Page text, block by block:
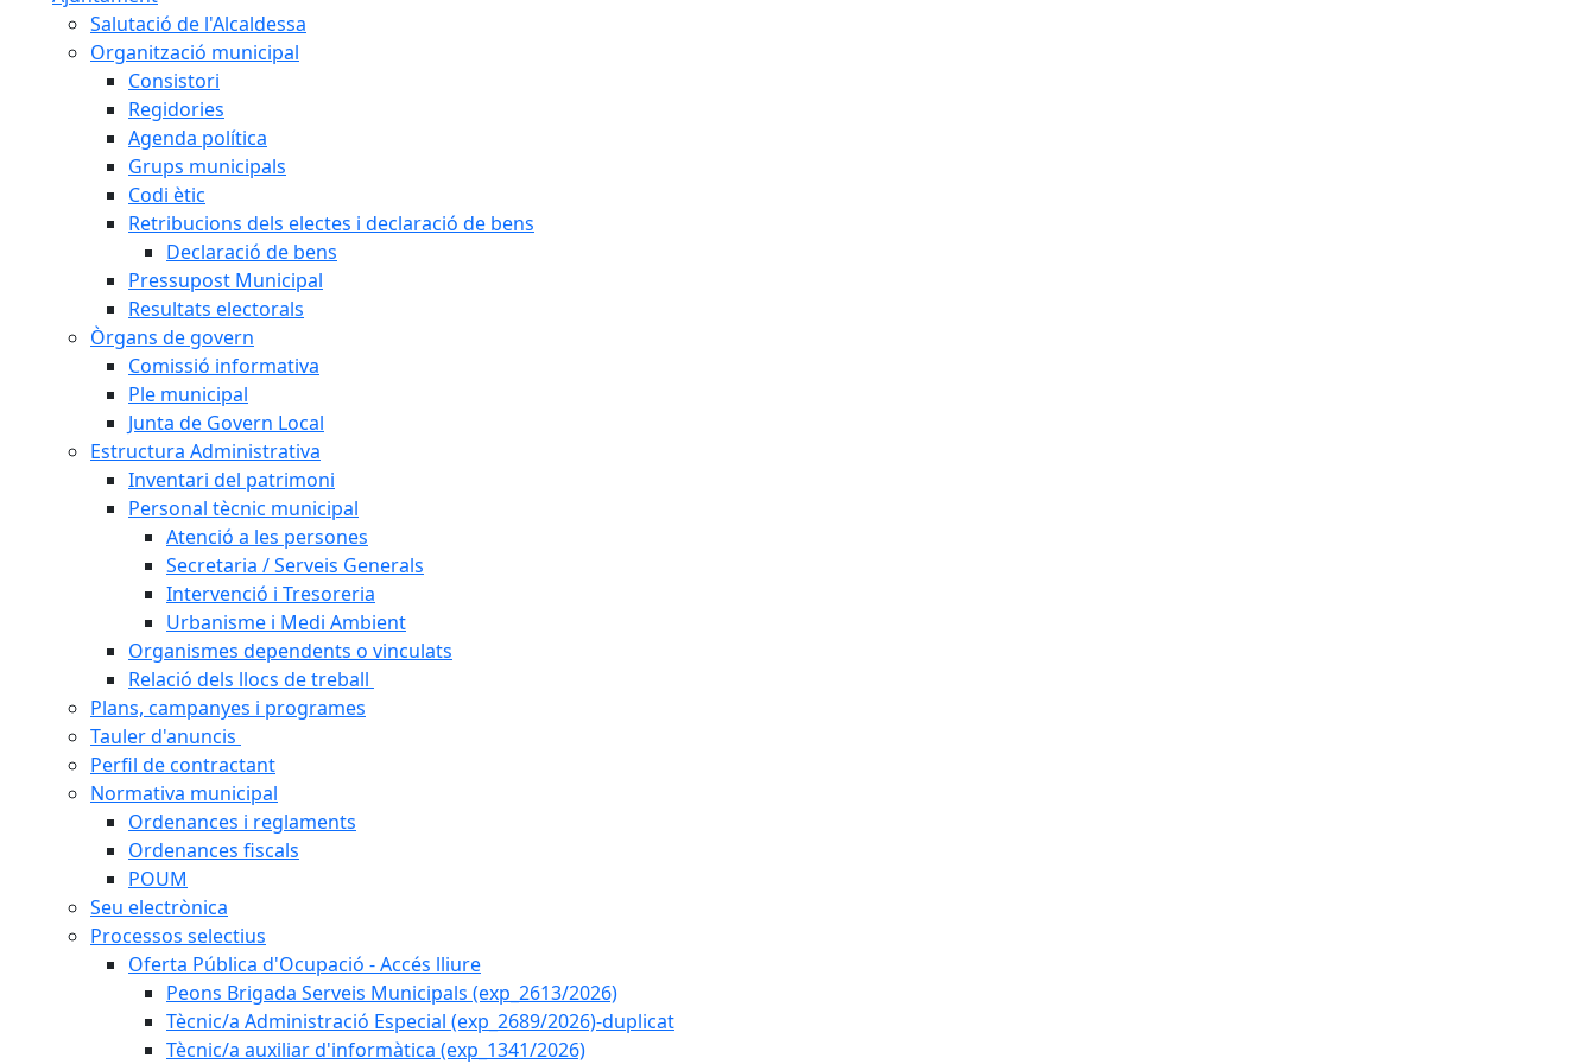
Salutació de l'Alcaldessa
Organització municipal
Consistori
Regidories
Agenda política
Grups municipals
Codi ètic
Retribucions dels electes i declaració de bens
Declaració de bens
Pressupost Municipal
Resultats electorals
Òrgans de govern
Comissió informativa
Ple municipal
Junta de Govern Local
Estructura Administrativa
Inventari del patrimoni
Personal tècnic municipal
Atenció a les persones
Secretaria / Serveis Generals
Intervenció i Tresoreria
Urbanisme i Medi Ambient
Organismes dependents o vinculats
Relació dels llocs de treball
Plans, campanyes i programes
Tauler d'anuncis
Perfil de contractant
Normativa municipal
Ordenances i reglaments
Ordenances fiscals
POUM
Seu electrònica
Processos selectius
Oferta Pública d'Ocupació - Accés lliure
Peons Brigada Serveis Municipals (exp_2613/2026)
Tècnic/a Administració Especial (exp_2689/2026)-duplicat
Tècnic/a auxiliar d'informàtica (exp_1341/2026)